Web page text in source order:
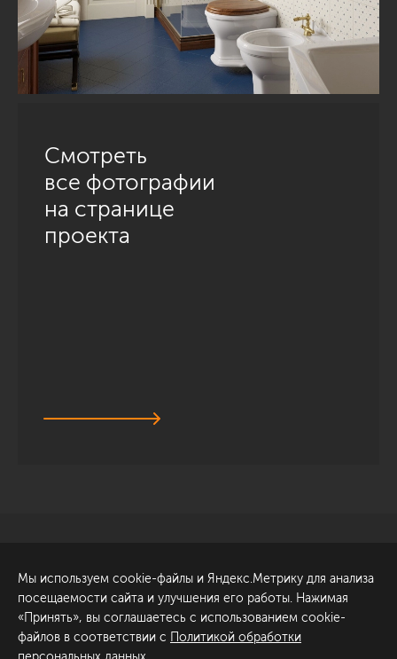
Смотреть
все фотографии
на странице
проекта
Обсудить проект
ул. Академика Павлова, 6
к1
+7 (812) 200-95-55
Мы используем cookie-файлы и Яндекс.Метрику для анализа
посещаемости сайта и улучшения его работы. Нажимая
«Принять», вы соглашаетесь с использованием cookie-
файлов в соответствии с Политикой обработки